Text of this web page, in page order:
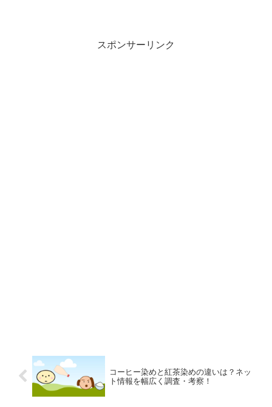
スポンサーリンク
コーヒー染めと紅茶染めの違いは？ネッ
ト情報を幅広く調査・考察！